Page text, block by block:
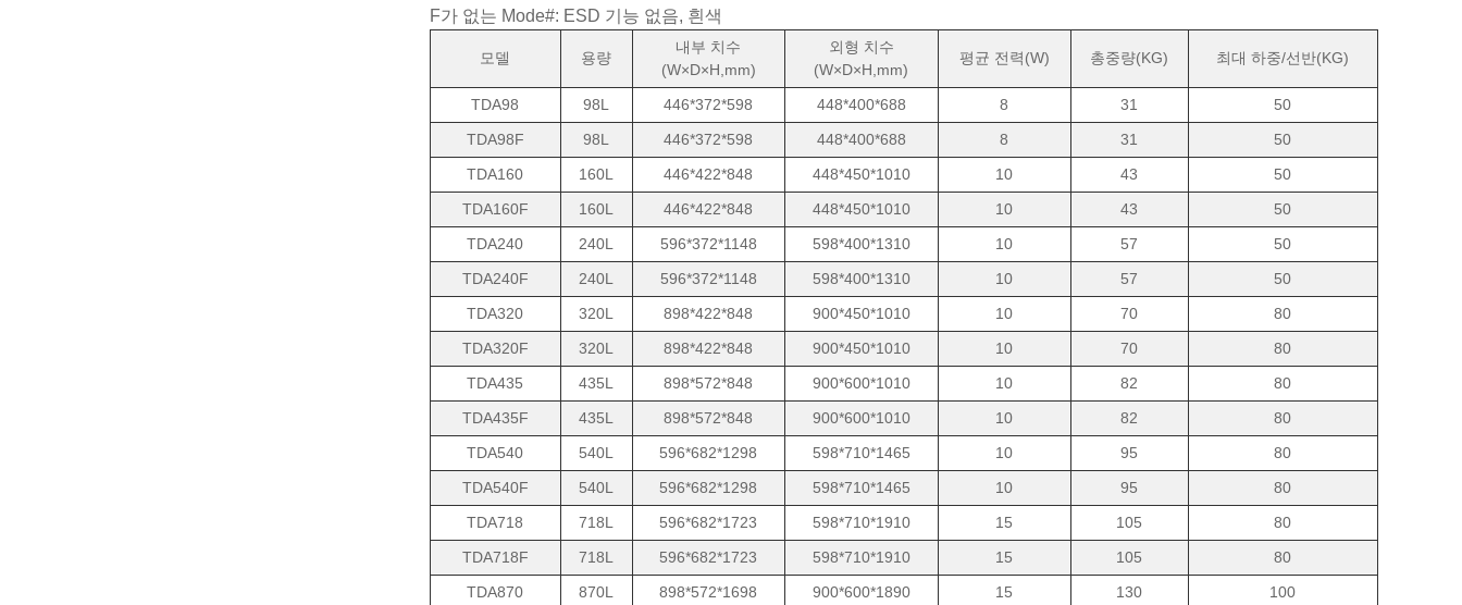
F가 없는 Mode#: ESD 기능 없음, 흰색
모델 용량
내부 치수
(W×D×H,mm)
외형 치수
(W×D×H,mm)
평균 전력(W) 총중량(KG) 최대 하중/선반(KG)
TDA98 98L 446*372*598 448*400*688 8 31
50
TDA98F
98L 446*372*598 448*400*688 8 31
50
TDA160
160L 446*422*848 448*450*1010 10 43
50
TDA160F
160L 446*422*848 448*450*1010 10 43
50
TDA240
240L 596*372*1148 598*400*1310 10 57
50
TDA240F
240L 596*372*1148 598*400*1310 10 57
50
TDA320
320L 898*422*848 900*450*1010 10 70
80
TDA320F
320L 898*422*848 900*450*1010 10 70
80
TDA435
435L 898*572*848 900*600*1010 10 82
80
TDA435F
435L 898*572*848 900*600*1010 10 82
80
TDA540
540L 596*682*1298 598*710*1465 10 95
80
TDA540F
540L 596*682*1298 598*710*1465 10 95
80
TDA718
718L 596*682*1723 598*710*1910 15 105
80
TDA718F
718L 596*682*1723 598*710*1910 15 105
80
TDA870
870L 898*572*1698 900*600*1890 15 130
100